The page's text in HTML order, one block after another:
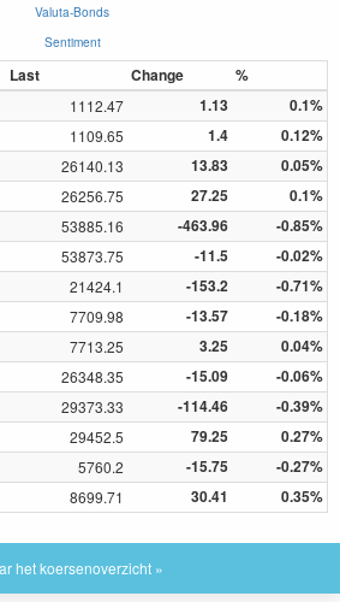
Valuta-Bonds
Sentiment
Last Change
%
1112.47 1.13
0.1%
1109.65 1.4
0.12%
26140.13 13.83
0.05%
26256.75 27.25
0.1%
53885.16 -463.96
-0.85%
53873.75 -11.5
-0.02%
21424.1 -153.2
-0.71%
7709.98 -13.57
-0.18%
7713.25 3.25
0.04%
26348.35 -15.09
-0.06%
29373.33 -114.46
-0.39%
29452.5 79.25
0.27%
5760.2 -15.75
-0.27%
8699.71 30.41 0.35%
het koersenoverzicht »